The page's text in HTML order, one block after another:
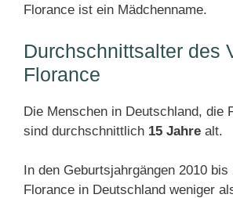
Florance ist ein Mädchenname.
Durchschnittsalter des
Florance
Die Menschen in Deutschland, die
sind durchschnittlich 15 Jahre alt.
In den Geburtsjahrgängen 2010 bis
Florance in Deutschland weniger